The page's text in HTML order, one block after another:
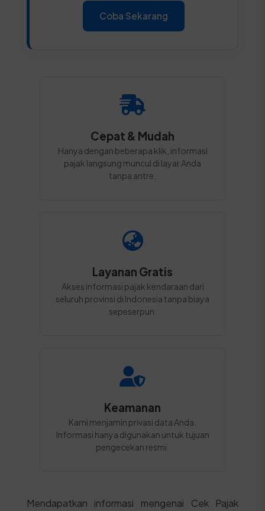
Coba Sekarang
Cepat & Mudah
Hanya dengan beberapa klik, informasi
pajak langsung muncul di layar Anda
tanpa antre.
Layanan Gratis
Akses informasi pajak kendaraan dari
seluruh provinsi di Indonesia tanpa biaya
sepeserpun.
Keamanan
Kami menjamin privasi data Anda.
Informasi hanya digunakan untuk tujuan
pengecekan resmi.
Mendapatkan informasi mengenai Cek Pajak